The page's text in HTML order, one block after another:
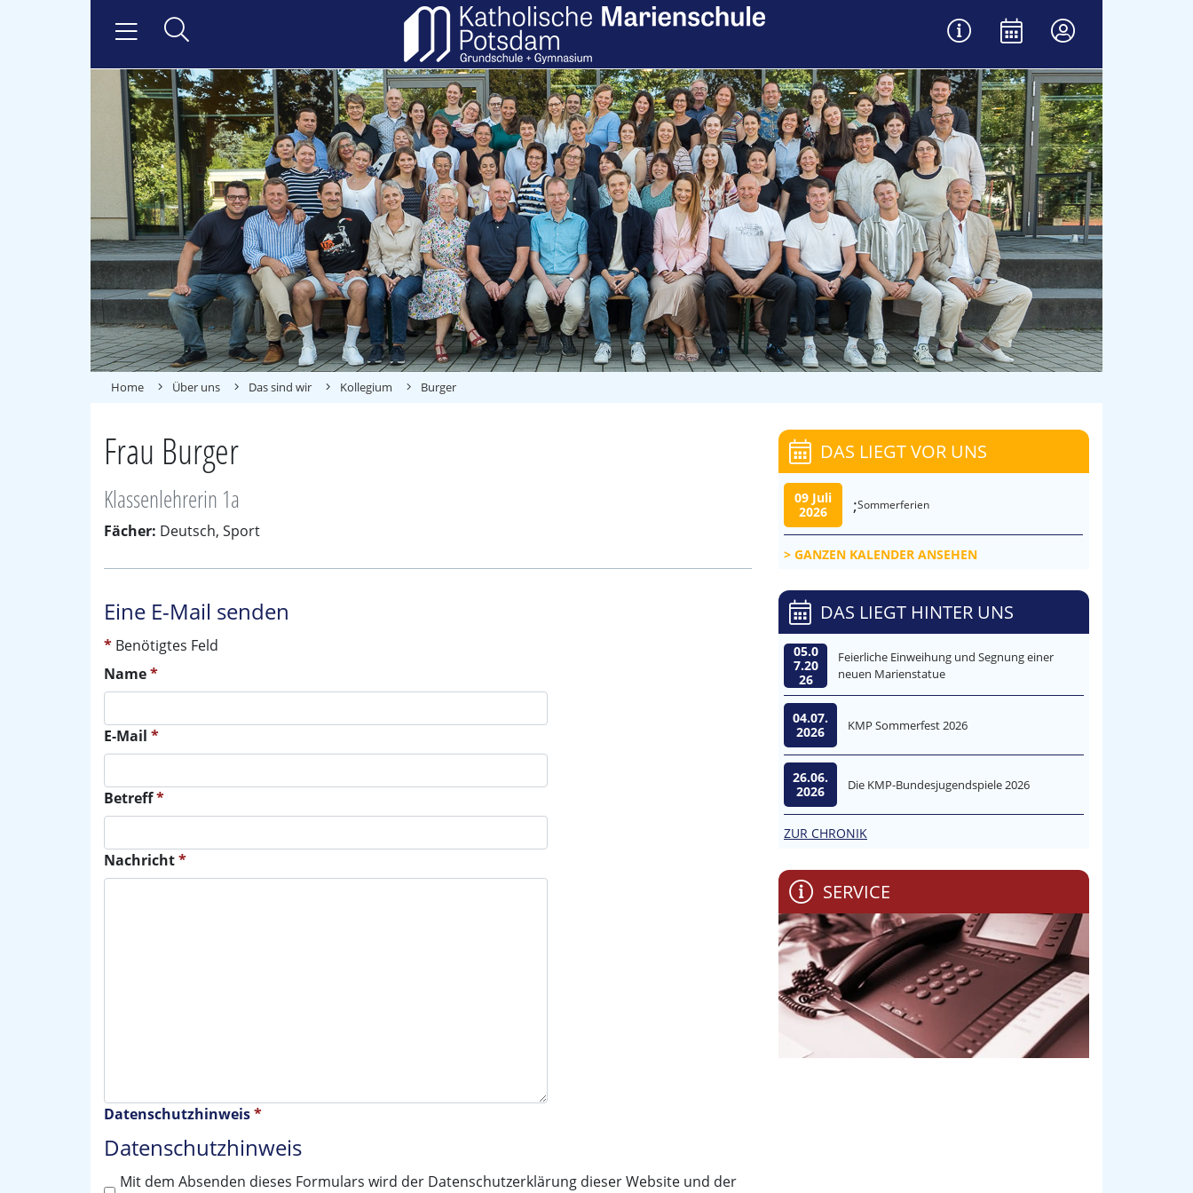
Home Über uns Das sind wir Kollegium Burger
Frau Burger
Klassenlehrerin 1a
Fächer: Deutsch, Sport
Eine E-Mail senden
* Benötigtes Feld
Name*
E-Mail *
Betreff*
Nachricht*
Datenschutzhinweis*
Datenschutzhinweis
Mit dem Absenden dieses Formulars wird der Datenschutzerklärung dieser Website und der
DAS LIEGT VOR UNS
09 Juli
2026
;Sommerferien
GANZEN KALENDER ANSEHEN
DAS LIEGT HINTER UNS
05.0
7.20
26
Feierliche Einweihung und Segnung einer
neuen Marienstatue
04.07.
2026
KMP Sommerfest 2026
26.06.
2026
Die KMP-Bundesjugendspiele 2026
ZUR CHRONIK
SERVICE